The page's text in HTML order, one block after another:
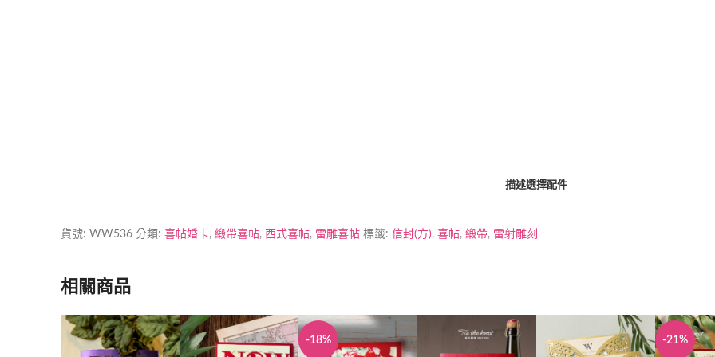
描述選擇配件
貨號: WW536 分類: 喜帖婚卡, 緞帶喜帖, 西式喜帖, 雷雕喜帖 標籤: 信封(方), 喜帖, 緞帶, 雷射雕刻
相關商品
-18% -21%